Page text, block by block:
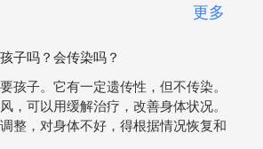
更多
子吗？会传染吗？
孩子。它有一定遗传性，但不传染。
，可以用缓解治疗，改善身体状况。
整，对身体不好，得根据情况恢复和